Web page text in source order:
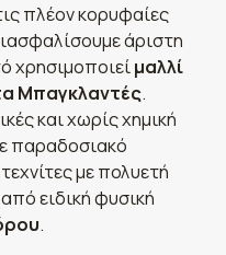
πλέον κορυφαίες
άριστη
χρησιμοποιείμαλλί
Μπαγκλαντές.
και χωρίς χημική
παραδοσιακό
με πολυετή
ειδική φυσική
.